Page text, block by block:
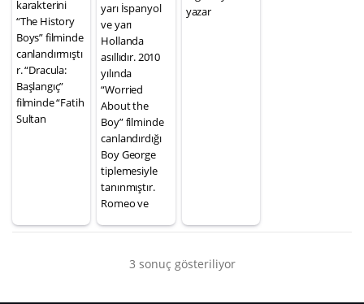
karakterini
“The History
Boys” filminde
canlandırmıştı
r. “Dracula:
Başlangıç”
filminde “Fatih
Sultan
yarı İspanyol
ve yarı
Hollanda
asıllıdır. 2010
yılında
“Worried
About the
Boy” filminde
canlandırdığı
Boy George
tiplemesiyle
tanınmıştır.
Romeo ve
yazar
3 sonuç gösteriliyor